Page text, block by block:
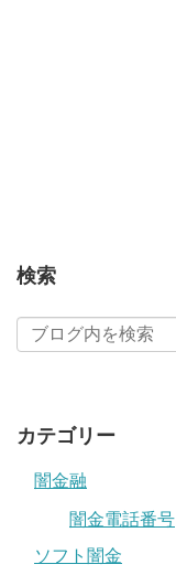
検索
カテゴリー
闇金融
闇金電話番号
ソフト闇金